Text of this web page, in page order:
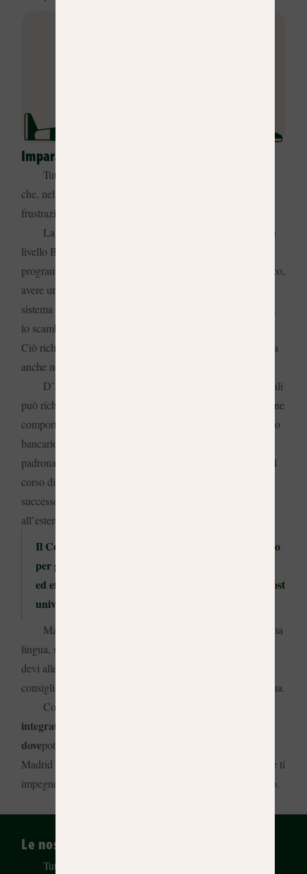
Imparare lo spagnolo: La prima grande sfida
Tuttavia, studiare in un altro paese è anche una sfida
che, nel caso degli studenti asiatici, può portare alla
frustrazione senza un’adeguata preparazione.
La maggior parte delle università spagnole richiede un
livello B2 del QCER o superiore per accedere ai loro
programmi; pertanto, se vuoi inserirti nel mondo accademico,
avere una buona base grammaticale non è sufficiente. Il
sistema universitario spagnolo incoraggia la partecipazione,
lo scambio di idee, il pensiero critico e il lavoro di squadra.
Ciò richiede una certa scioltezza, non solo nello scrivere ma
anche nel parlare.
D’altra parte, l’adattamento ai costumi sociali e culturali
può richiedere tempo e il processo di ammissione e iscrizione
comporta procedure burocratiche (NIE, apertura di un conto
bancario, registrazione della città) che richiedono una certa
padronanza della lingua. Per tutti questi motivi, la scelta del
corso di spagnolo più adatto è fondamentale per garantire il
successo prima di intraprendere l’avventura di studiare
all’estero.
Il Corso Intensivo 20 di Cronopios Idiomas è pensato
per gli studenti che hanno bisogno di risultati rapidi
ed efficaci prima di iniziare gli studi universitari o post
universitari in Spagna.
Ma non abbiamo intenzione di ingannarti. Imparare una
lingua, soprattutto in età adulta, è come andare in palestra:
devi allenarti ogni giorno. Pertanto, questa opzione è
consigliata a chi ha tempo e desidera immergersi nella lingua.
Composto da
integrato da due ore di attività culturali guidate –
dovepotrai praticare lo spagnolo in ambienti reali e scoprire
Madrid – questo corso richiede costanza e dedizione, ma se ti
impegnerai, sarai sorpreso dai tuoi progressi in breve tempo.
Le nostre fondamenta: La comunicazione
Tutti i nostri corsi applicano la metodologia